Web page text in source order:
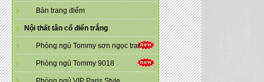
Bàn trang điểm
Nội thất tân cổ điển trắng
Phòng ngủ Tommy sơn ngọc trai
Phòng ngủ Tommy 9018